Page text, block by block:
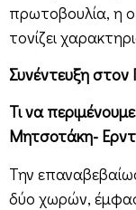
πρωτοβουλία, η
τονίζει
Συνέντευξη στον
Τι να
Μητσοτάκη-
Την
δύο χωρών,